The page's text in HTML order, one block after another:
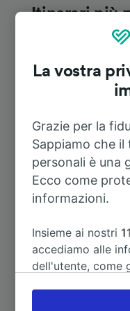
Itinerari più
A Salisburgo
A Praga
A Rosenheim
A Augusta
A Vienna
La vostra
Grazie per la
Sappiamo che
personali è una
Ecco come
informazioni.
Insieme ai nostri
accediamo alle
dell'utente, come
accettare o